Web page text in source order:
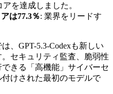
を達成しました。
は77.3％: 業界をリードす
、GPT-5.3-Codexも新しい
セキュリティ監査、脆弱性
きる「高機能」サイバーセ
けされた最初のモデルで